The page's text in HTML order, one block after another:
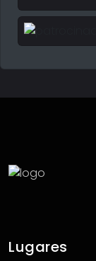
Lugares